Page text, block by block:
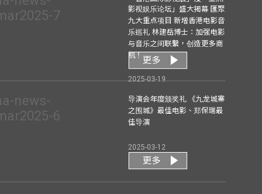
影视娱乐论坛」盛大揭幕 匯聚
九大重点项目 新增香港电影音
乐巡礼 林建岳博士：加强电影
与音乐之间联繫，创造更多商
机！
2025-03-19
更多
导演会年度颁奖礼 《九龙城寨
之围城》最佳电影、郑保瑞最
佳导演
2025-03-12
更多